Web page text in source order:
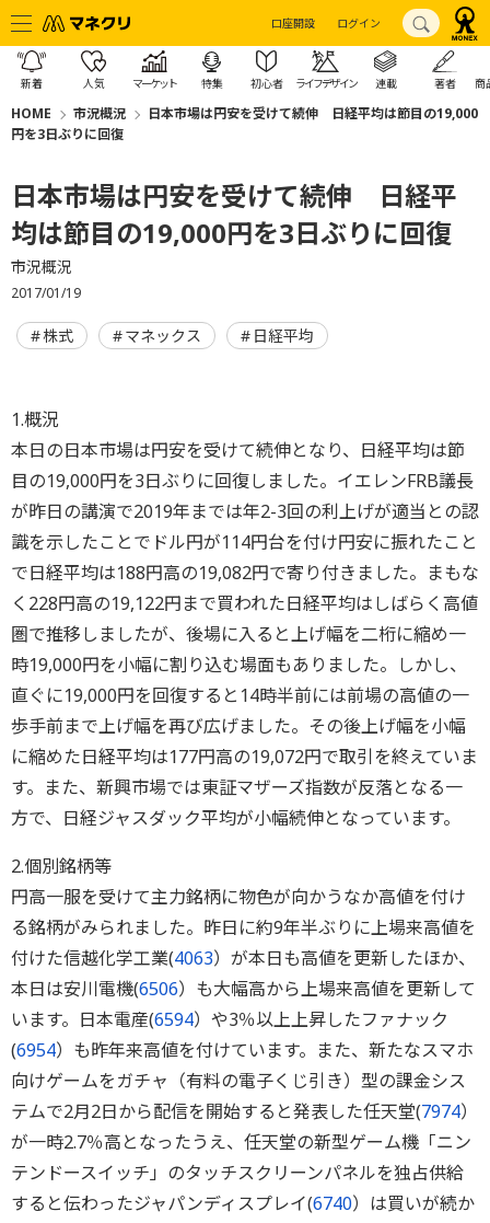
口座開設 ログイン
新着 人気 マーケット 特集 初心者 ライフデザイン 連載 著者 商
HOME 市況概況
日本市場は円安を受けて続伸 日経平均は節目の19,000
円を3日ぶりに回復
日本市場は円安を受けて続伸 日経平
均は節目の19,000円を3日ぶりに回復
市況概況
2017/01/19
株式 マネックス 日経平均
1.概況
本日の日本市場は円安を受けて続伸となり、日経平均は節
目の19,000円を3日ぶりに回復しました。イエレンFRB議長
が昨日の講演で2019年までは年2-3回の利上げが適当との認
識を示したことでドル円が114円台を付け円安に振れたこと
で日経平均は188円高の19,082円で寄り付きました。まもな
く228円高の19,122円まで買われた日経平均はしばらく高値
圏で推移しましたが、後場に入ると上げ幅を二桁に縮め一
時19,000円を小幅に割り込む場面もありました。しかし、
直ぐに19,000円を回復すると14時半前には前場の高値の一
歩手前まで上げ幅を再び広げました。その後上げ幅を小幅
に縮めた日経平均は177円高の19,072円で取引を終えていま
す。また、新興市場では東証マザーズ指数が反落となる一
方で、日経ジャスダック平均が小幅続伸となっています。
2.個別銘柄等
円高一服を受けて主力銘柄に物色が向かうなか高値を付け
る銘柄がみられました。昨日に約9年半ぶりに上場来高値を
付けた信越化学工業(4063）が本日も高値を更新したほか、
本日は安川電機(6506）も大幅高から上場来高値を更新して
います。日本電産(6594）や3％以上上昇したファナック
(6954）も昨年来高値を付けています。また、新たなスマホ
向けゲームをガチャ（有料の電子くじ引き）型の課金シス
テムで2月2日から配信を開始すると発表した任天堂(7974）
が一時2.7％高となったうえ、任天堂の新型ゲーム機「ニン
テンドースイッチ」のタッチスクリーンパネルを独占供給
すると伝わったジャパンディスプレイ(6740）は買いが続か